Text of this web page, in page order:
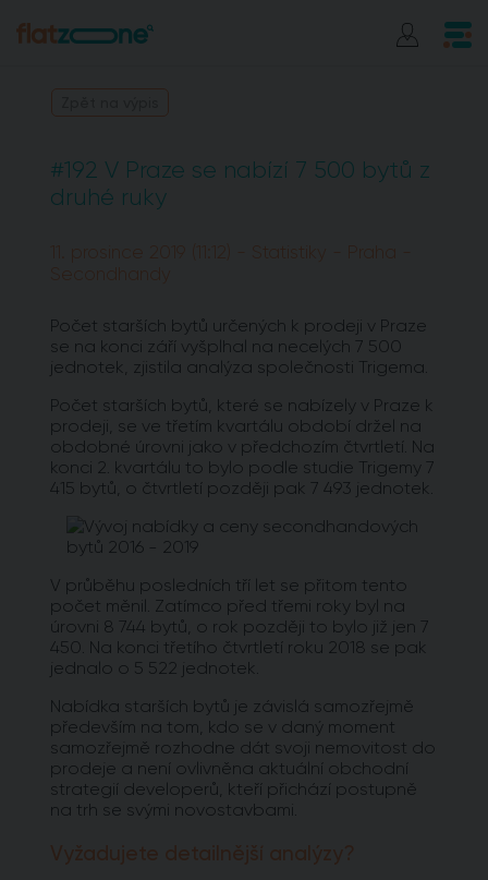
#192 V Praze se nabízí 7 500 bytů z
druhé ruky
11. prosince 2019 (11:12) - Statistiky - Praha -
Secondhandy
Počet starších bytů určených k prodeji v Praze
se na konci září vyšplhal na necelých 7 500
jednotek, zjistila analýza společnosti Trigema.
Počet starších bytů, které se nabízely v Praze k
prodeji, se ve třetím kvartálu období držel na
obdobné úrovni jako v předchozím čtvrtletí. Na
konci 2. kvartálu to bylo podle studie Trigemy 7
415 bytů, o čtvrtletí později pak 7 493 jednotek.
V průběhu posledních tří let se přitom tento
počet měnil. Zatímco před třemi roky byl na
úrovni 8 744 bytů, o rok později to bylo již jen 7
450. Na konci třetího čtvrtletí roku 2018 se pak
jednalo o 5 522 jednotek.
Nabídka starších bytů je závislá samozřejmě
především na tom, kdo se v daný moment
samozřejmě rozhodne dát svoji nemovitost do
prodeje a není ovlivněna aktuální obchodní
strategií developerů, kteří přichází postupně
na trh se svými novostavbami.
Vyžadujete detailnější analýzy?